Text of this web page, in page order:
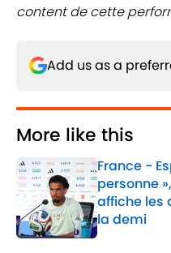
content de cette
Add us as a
More like this
France -
personne
affiche les
la demi
Published by